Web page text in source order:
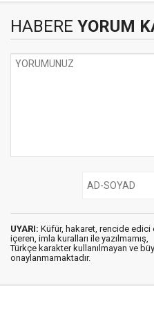
HABERE YORUM
UYARI: Küfür, hakaret, rencide edici
içeren, imla kuralları ile yazılmamış,
Türkçe karakter kullanılmayan ve
onaylanmamaktadır.